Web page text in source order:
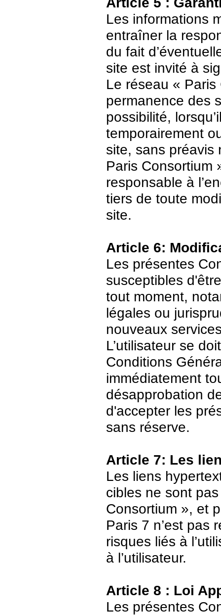
Les informations
entraîner la
du fait
site est invité à
Le réseau «
permanence des
possibilité,
temporairement
site, sans préavis
Paris Consortium
responsable à
tiers de toute
site.
Article 6:
Les présentes
susceptibles
tout moment,
légales ou
nouveaux
L’utilisateur se
Conditions
immédiatement
désapprobation
d'accepter les
sans réserve.
Article 7: Les
Les liens
cibles ne sont
Consortium », et
Paris 7 n’est pas
risques liés à
à l’utilisateur.
Article 8 : Loi
Les présentes